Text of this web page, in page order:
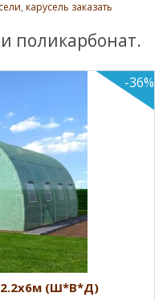
, карусель заказать
поликарбонат.
(Ш*В*Д)
-36%